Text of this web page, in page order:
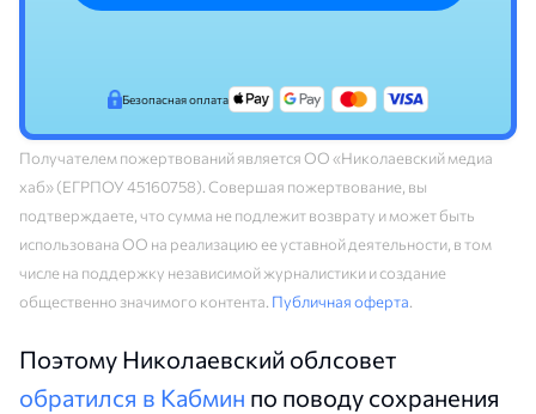
Безопасная оплата
Получателем пожертвований является ОО «Николаевский медиа
хаб» (ЕГРПОУ 45160758). Совершая пожертвование, вы
подтверждаете, что сумма не подлежит возврату и может быть
использована ОО на реализацию ее уставной деятельности, в том
числе на поддержку независимой журналистики и создание
общественно значимого контента. Публичная оферта.
Поэтому Николаевский облсовет
обратился в Кабмин по поводу сохранения